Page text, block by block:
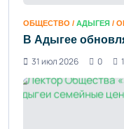
ОБЩЕСТВО / АДЫГЕЯ /
В Адыгее
31 июл 2026
0